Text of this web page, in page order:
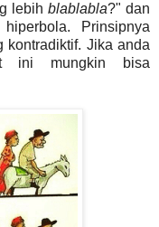
lebihblablabla?" dan
Prinsipnya
kontradiktif. Jika anda
ini mungkin bisa